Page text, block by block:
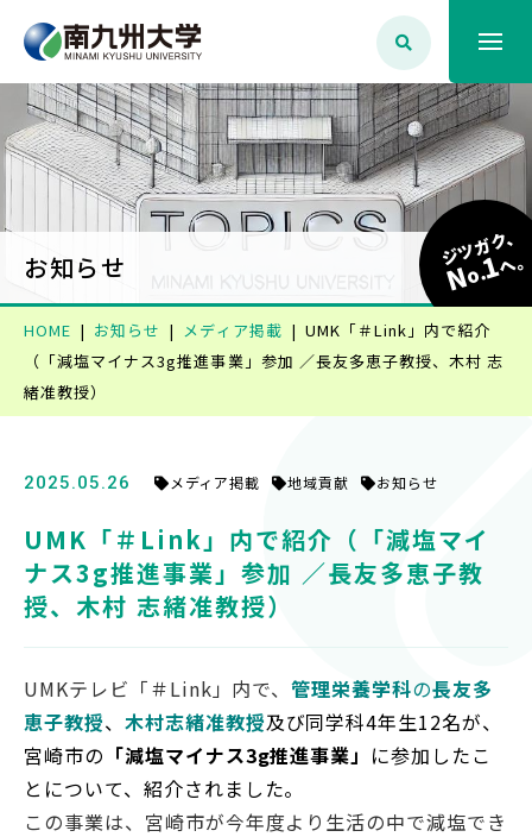
大学案内
学生生活
就職・資格
対象者別
受験生の方
保護者の方
高校教員の方
企業の方
在学生・教職員の方
卒業生の方
お知らせ ジツガク、
No.1へ
HOME お知らせ メディア掲載
UMK「＃Link」内で紹介
（「減塩マイナス3g推進事業」参加 ／長友多恵子教授、木村 志
緒准教授）
2025.05.26 メディア掲載 地域貢献 お知らせ
UMK「＃Link」内で紹介（「減塩マイ
ナス3g推進事業」参加 ／長友多恵子教
授、木村 志緒准教授）
UMKテレビ「＃Link」内で、管理栄養学科の長友多
恵子教授、 木村志緒准教授及び同学科4年生12名が、
宮崎市の 「減塩マイナス3g推進事業」 に参加したこ
とについて、紹介されました。
この事業は、宮崎市が今年度より生活の中で減塩でき